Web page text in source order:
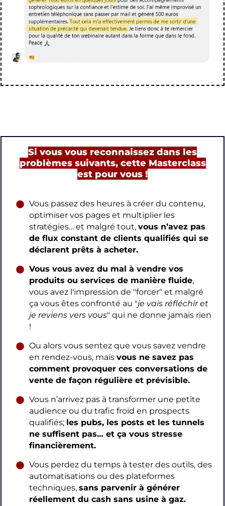
Si vous vous reconnaissez dans les
problèmes suivants, cette Masterclass
est pour vous !
Vous passez des heures à créer du contenu,
optimiser vos pages et multiplier les
stratégies… et malgré tout, vous n’avez pas
de flux constant de clients qualifiés qui se
déclarent prêts à acheter.
Vous vous avez du mal à vendre vos
produits ou services de manière fluide,
vous avez l'impression de "forcer" et malgré
ça vous êtes confronté au "je vais réfléchir et
je reviens vers vous" qui ne donne jamais rien
!
Ou alors vous sentez que vous savez vendre
en rendez-vous, mais vous ne savez pas
comment provoquer ces conversations de
vente de façon régulière et prévisible.
Vous n’arrivez pas à transformer une petite
audience ou du trafic froid en prospects
qualifiés; les pubs, les posts et les tunnels
ne suffisent pas… et ça vous stresse
financièrement.
Vous perdez du temps à tester des outils, des
automatisations ou des plateformes
techniques, sans parvenir à générer
réellement du cash sans usine à gaz.